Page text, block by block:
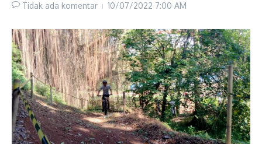
Tidak ada komentar 10/07/2022 7:00 AM